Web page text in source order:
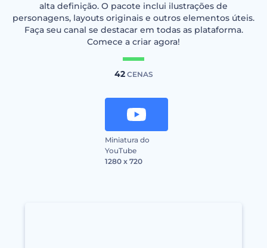
alta definição. O pacote inclui ilustrações de
personagens, layouts originais e outros elementos úteis.
Faça seu canal se destacar em todas as plataforma.
Comece a criar agora!
42CENAS
Miniatura do
YouTube
1280 x 720